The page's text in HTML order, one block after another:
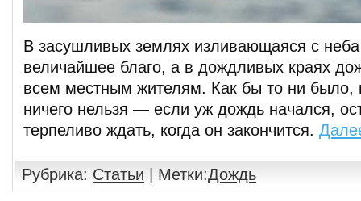
В засушливых землях изливающаяся с
величайшее благо, а в дождливых краях
всем местным жителям. Как бы то ни было,
ничего нельзя — если уж дождь начался,
терпеливо ждать, когда он закончится.
Рубрика: Статьи | Метки:Дождь